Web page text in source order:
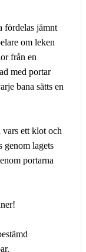
fördelas jämnt
om leken
från en
med portar
bana sätts en
vars ett klot och
genom lagets
portarna